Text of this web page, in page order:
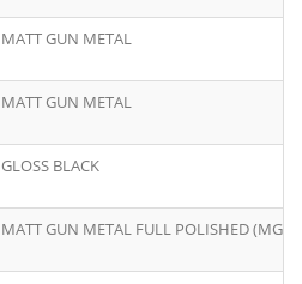
MATT GUN METAL
MATT GUN METAL
GLOSS BLACK
MATT GUN METAL FULL POLISHED